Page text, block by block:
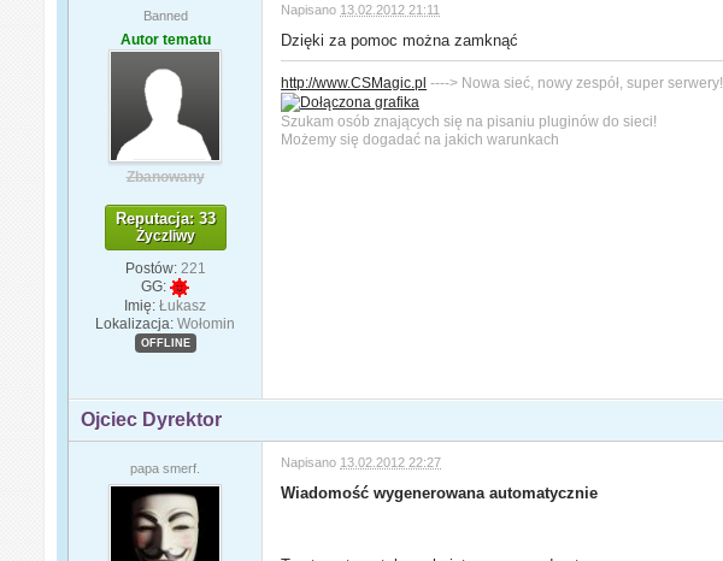
Banned
Autor tematu
Zbanowany
Reputacja: 33
Życzliwy
Postów: 221
GG:
Imię: Łukasz
Lokalizacja: Wołomin
OFFLINE
Napisano 13.02.2012 21:11
Dzięki za pomoc można zamknąć
http://www.CSMagic.pl ----> Nowa sieć, nowy zespół, super serwery!
Szukam osób znających się na pisaniu pluginów do sieci!
Możemy się dogadać na jakich warunkach
Ojciec Dyrektor
papa smerf. Napisano 13.02.2012 22:27
Wiadomość wygenerowana automatycznie